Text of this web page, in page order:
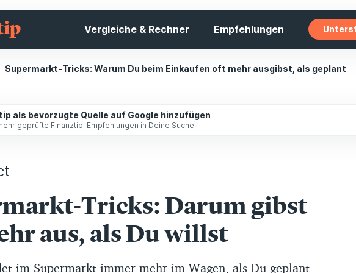
Vergleiche & Rechner Empfehlungen
Supermarkt-Tricks: Warum Du beim Einkaufen oft mehr ausgibst, als geplant
als bevorzugte Quelle auf Google hinzufügen
geprüfte Finanztip-Empfehlungen in Deine Suche
Tricks: Darum gibst
aus, als Du willst
im Supermarkt immer mehr im Wagen, als Du geplant